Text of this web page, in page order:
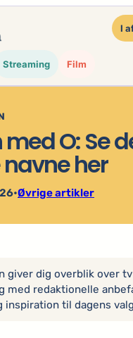
I
Streaming Film
O: Se
her
•Øvrige artikler
giver dig overblik over
med redaktionelle
inspiration til dagens